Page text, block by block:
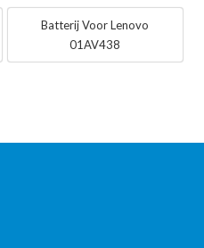
Batterij Voor Lenovo
01AV438